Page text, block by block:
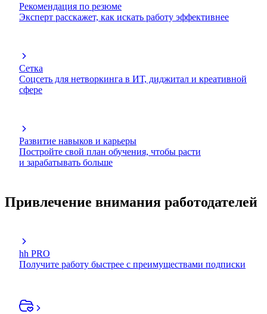
Рекомендация по резюме
Эксперт расскажет, как искать работу эффективнее
Сетка
Соцсеть для нетворкинга в ИТ, диджитал и креативной
сфере
Развитие навыков и карьеры
Постройте свой план обучения, чтобы расти
и зарабатывать больше
Привлечение внимания работодателей
hh PRO
Получите работу быстрее с преимуществами подписки